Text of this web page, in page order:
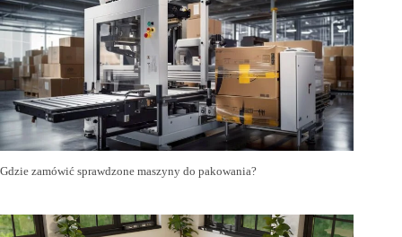
Gdzie zamówić sprawdzone maszyny do pakowania?